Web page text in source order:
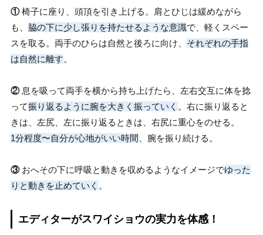
①椅子に座り、頭頂を引き上げる。肩とひじは緩めながら
も、 脇の下に少し張りを持たせるような意識で、軽くスペー
スを取る。両手のひらは自然と後ろに向け、 それぞれの手指
は自然に離す。
②息を吸って両手を横から持ち上げたら、左右交互に体を捻
って振り返るように腕を大きく振っていく 。右に振り返ると
きは、左尻、左に振り返るときは、右尻に重心をのせる。
1分程度〜自分が心地がいい時間 、腕を振り続ける。
③おへその下に呼吸と動きを収めるようなイメージでゆった
りと動きを止めていく 。
エディターがスワイショウの実力を体感！